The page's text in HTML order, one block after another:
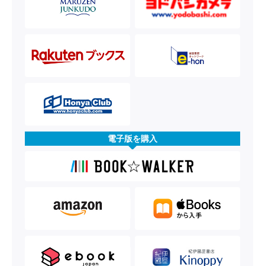
電子版を購入